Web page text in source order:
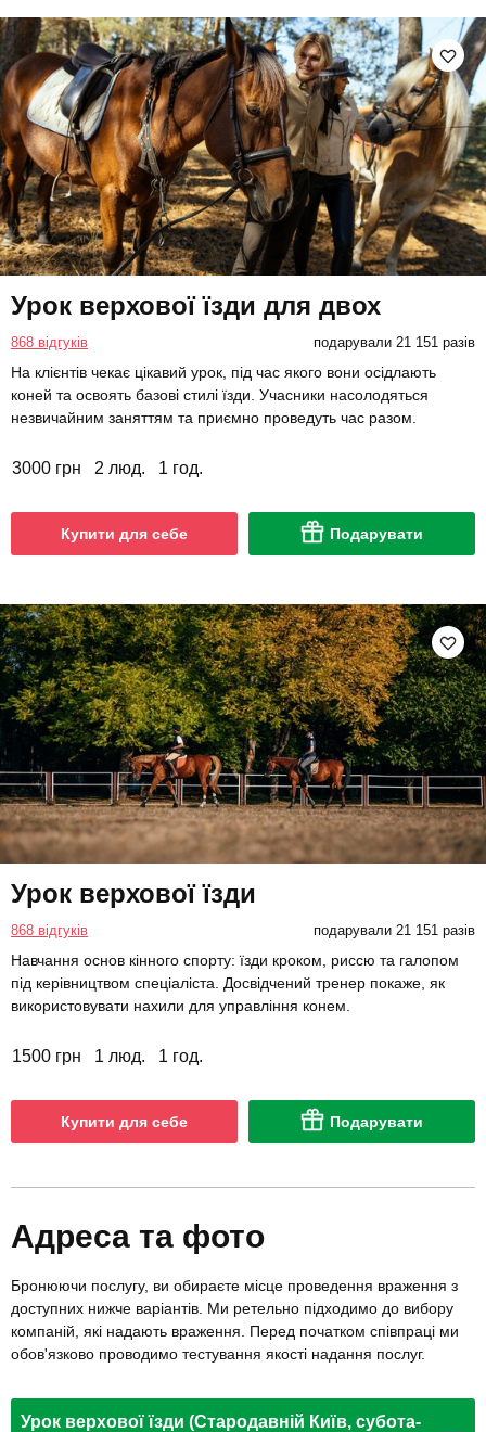
Урок верхової їзди для двох
868 відгуків подарували 21 151 разів
На клієнтів чекає цікавий урок, під час якого вони осідлають
коней та освоять базові стилі їзди. Учасники насолодяться
незвичайним заняттям та приємно проведуть час разом.
3000 грн 2 люд. 1 год.
Купити для себе Подарувати
Урок верхової їзди
868 відгуків подарували 21 151 разів
Навчання основ кінного спорту: їзди кроком, риссю та галопом
під керівництвом спеціаліста. Досвідчений тренер покаже, як
використовувати нахили для управління конем.
1500 грн 1 люд. 1 год.
Купити для себе Подарувати
Адреса та фото
Бронюючи послугу, ви обираєте місце проведення враження з
доступних нижче варіантів. Ми ретельно підходимо до вибору
компаній, які надають враження. Перед початком співпраці ми
обов'язково проводимо тестування якості надання послуг.
Урок верхової їзди (Стародавній Київ, субота-